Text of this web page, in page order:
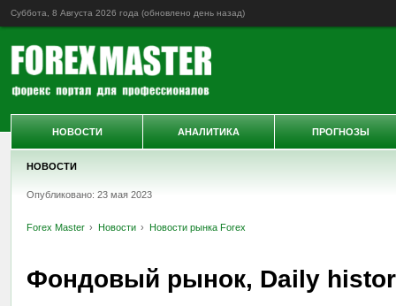
Суббота, 8 Августа 2026 года (обновлено день назад)
НОВОСТИ
Опубликовано: 23 мая 2023
Forex Master Новости Новости рынка Forex
Фондовый рынок, Daily
НОВОСТИ АНАЛИТИКА ПРОГНОЗЫ